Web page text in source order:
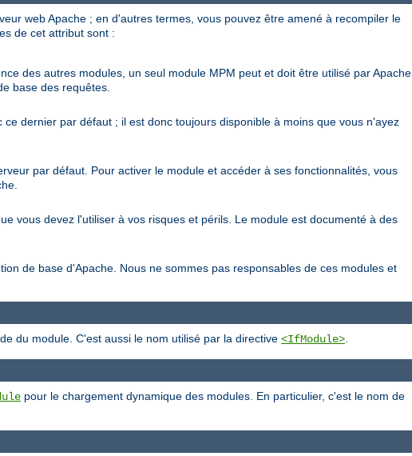
web Apache ; en d'autres termes, vous pouvez être amené à recompiler le
de cet attribut sont :
des autres modules, un seul module MPM peut et doit être utilisé par Apache
base des requêtes.
dernier par défaut ; il est donc toujours disponible à moins que vous n'ayez
par défaut. Pour activer le module et accéder à ses fonctionnalités, vous
vous devez l'utiliser à vos risques et périls. Le module est documenté à des
de base d'Apache. Nous ne sommes pas responsables de ces modules et
du module. C'est aussi le nom utilisé par la directive <IfModule>.
pour le chargement dynamique des modules. En particulier, c'est le nom de